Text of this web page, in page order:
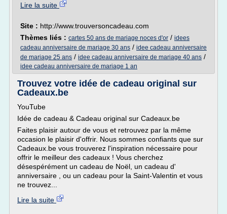
Lire la suite
Site : http://www.trouversoncadeau.com
Thèmes liés : cartes 50 ans de mariage noces d'or / idees
cadeau anniversaire de mariage 30 ans / idee cadeau anniversaire
de mariage 25 ans / idee cadeau anniversaire de mariage 40 ans /
idee cadeau anniversaire de mariage 1 an
Trouvez votre idée de cadeau original sur
Cadeaux.be
YouTube
Idée de cadeau & Cadeau original sur Cadeaux.be
Faites plaisir autour de vous et retrouvez par la même
occasion le plaisir d'offrir. Nous sommes confiants que sur
Cadeaux.be vous trouverez l'inspiration nécessaire pour
offrir le meilleur des cadeaux ! Vous cherchez
désespérément un cadeau de Noël, un cadeau d'
anniversaire , ou un cadeau pour la Saint-Valentin et vous
ne trouvez...
Lire la suite